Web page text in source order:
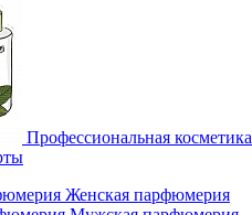
Профессиональная косметика
Женская парфюмерия